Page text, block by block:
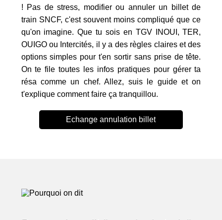
! Pas de stress, modifier ou annuler un billet de
train SNCF, c'est souvent moins compliqué que ce
qu'on imagine. Que tu sois en TGV INOUI, TER,
OUIGO ou Intercités, il y a des règles claires et des
options simples pour t'en sortir sans prise de tête.
On te file toutes les infos pratiques pour gérer ta
résa comme un chef. Allez, suis le guide et on
t'explique comment faire ça tranquillou.
Echange annulation billet